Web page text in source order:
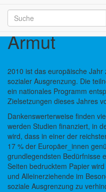
armut/2026
Armut
2010 ist das europäische
sozialer Ausgrenzung. Die
ein nationales Programm
Zielsetzungen dieses Jahres
Dankenswerterweise finden
werden Studien finanziert, in
wird, dass in einer der
17 % der Europäer_innen
grundlegendsten Bedürfnisse
Seiten bedrucktem Papier
und Alleinerziehende im
soziale Ausgrenzung zu